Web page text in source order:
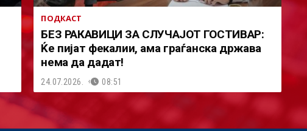
ПОДКАСТ
БЕЗ РАКАВИЦИ ЗА СЛУЧАЈОТ ГОСТИВАР:
Ќе пијат фекалии, ама граѓанска држава
нема да дадат!
24.07.2026. 08:51